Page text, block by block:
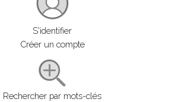
S'identifier
Créer un compte
Rechercher par mots-clés